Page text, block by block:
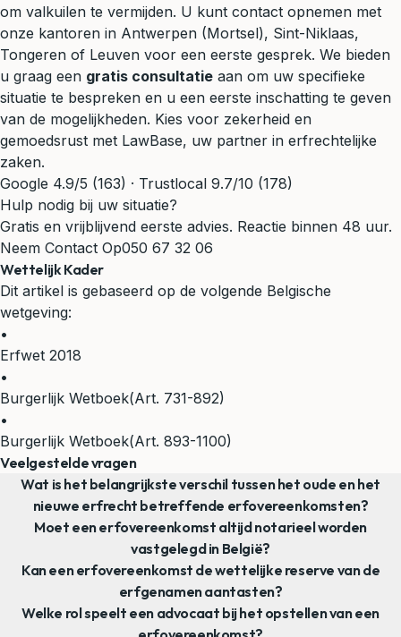
om valkuilen te vermijden. U kunt contact opnemen met
onze kantoren in Antwerpen (Mortsel), Sint-Niklaas,
Tongeren of Leuven voor een eerste gesprek. We bieden
u graag een gratis consultatie aan om uw specifieke
situatie te bespreken en u een eerste inschatting te geven
van de mogelijkheden. Kies voor zekerheid en
gemoedsrust met LawBase, uw partner in erfrechtelijke
zaken.
Google 4.9/5 (163) · Trustlocal 9.7/10 (178)
Hulp nodig bij uw situatie?
Gratis en vrijblijvend eerste advies. Reactie binnen 48 uur.
Neem Contact Op050 67 32 06
Wettelijk Kader
Dit artikel is gebaseerd op de volgende Belgische
wetgeving:
•
Erfwet 2018
•
Burgerlijk Wetboek(Art. 731-892)
•
Burgerlijk Wetboek(Art. 893-1100)
Veelgestelde vragen
Wat is het belangrijkste verschil tussen het oude en het
nieuwe erfrecht betreffende erfovereenkomsten?
Moet een erfovereenkomst altijd notarieel worden
vastgelegd in België?
Kan een erfovereenkomst de wettelijke reserve van de
erfgenamen aantasten?
Welke rol speelt een advocaat bij het opstellen van een